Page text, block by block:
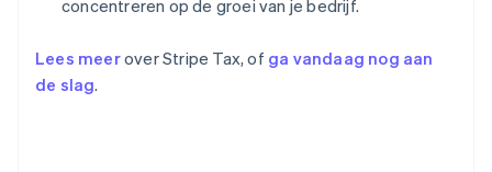
concentreren op de groei van je bedrijf.
Lees meerover Stripe Tax, of ga vandaag nog aan
de slag.